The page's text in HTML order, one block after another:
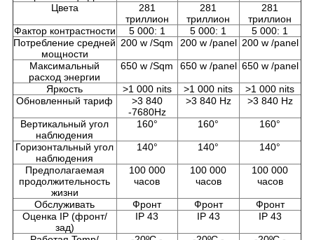
Цвета
281
триллион
281
триллион
281
триллион
Фактор контрастности
5 000: 1 5 000: 1
5 000: 1
Потребление средней
мощности
200 w /Sqm 200 w /panel 200 w /panel
Максимальный
расход энергии
650 w /Sqm 650 w /panel 650 w /panel
Яркость >1 000 nits >1 000 nits
>1 000 nits
Обновленный тариф
>3 840
-7680Hz
>3 840 Hz >3 840 Hz
Вертикальный угол
наблюдения
160° 160° 160°
Горизонтальный угол
наблюдения
140° 140° 140°
Предполагаемая
продолжительность
жизни
100 000
часов
100 000
часов
100 000
часов
Обслуживать Фронт Фронт
Фронт
Оценка IP (фронт/
зад)
IP 43 IP 43 IP 43